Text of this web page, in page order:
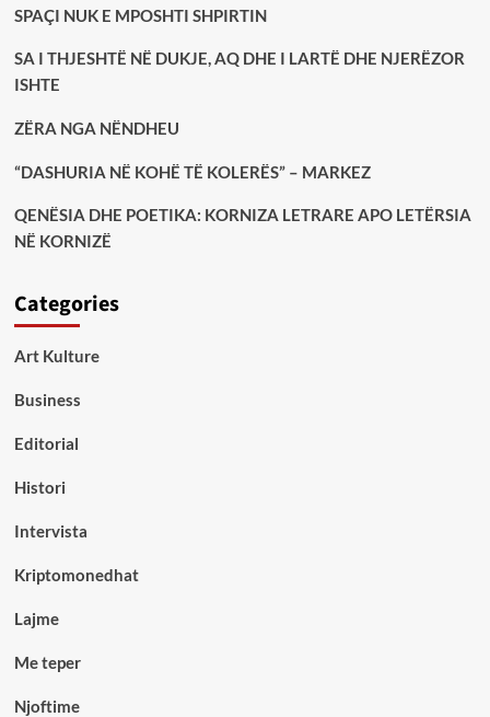
SPAÇI NUK E MPOSHTI SHPIRTIN
SA I THJESHTË NË DUKJE, AQ DHE I LARTË DHE NJERËZOR
ISHTE
ZËRA NGA NËNDHEU
“DASHURIA NË KOHË TË KOLERËS” – MARKEZ
QENËSIA DHE POETIKA: KORNIZA LETRARE APO LETËRSIA
NË KORNIZË
Categories
Art Kulture
Business
Editorial
Histori
Intervista
Kriptomonedhat
Lajme
Me teper
Njoftime